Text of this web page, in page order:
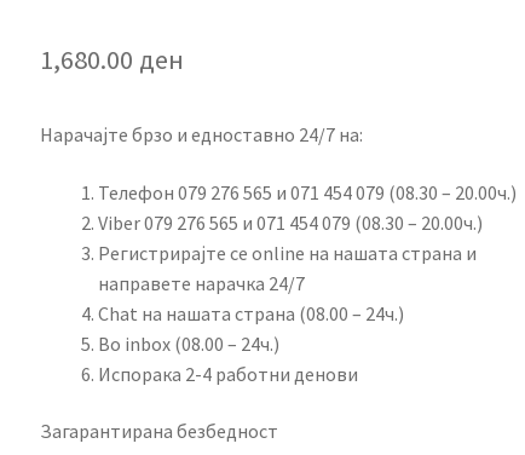
1,680.00 ден
Нарачајте брзо и едноставно 24/7 на:
Телефон 079 276 565 и 071 454 079 (08.30 – 20.00ч.)
Viber 079 276 565 и 071 454 079 (08.30 – 20.00ч.)
Регистрирајте се online на нашата страна и
направете нарачка 24/7
Chat на нашата страна (08.00 – 24ч.)
Во inbox (08.00 – 24ч.)
Испорака 2-4 работни денови
Загарантирана безбедност